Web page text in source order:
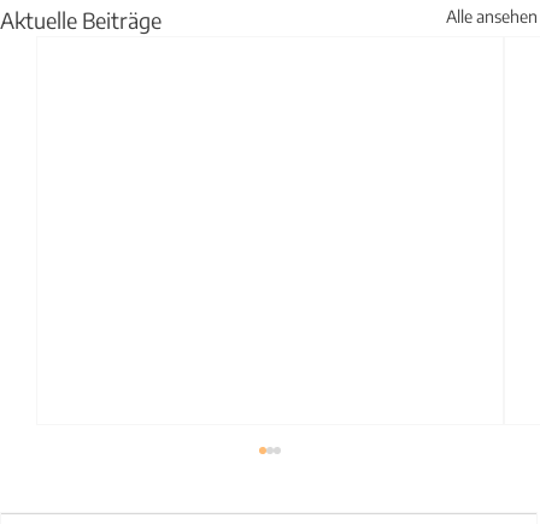
Aktuelle Beiträge Alle ansehen